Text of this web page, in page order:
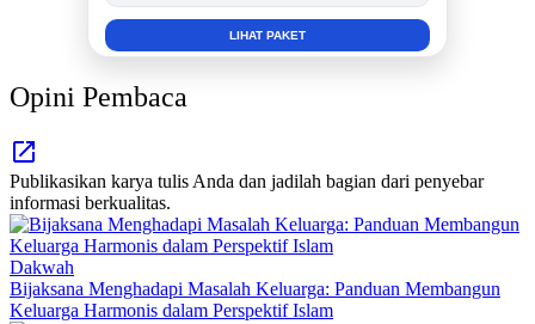
INFO SELENGKAPNYA
Opini Pembaca
Publikasikan karya tulis Anda dan jadilah bagian dari penyebar
informasi berkualitas.
Dakwah
Bijaksana Menghadapi Masalah Keluarga: Panduan Membangun
Keluarga Harmonis dalam Perspektif Islam